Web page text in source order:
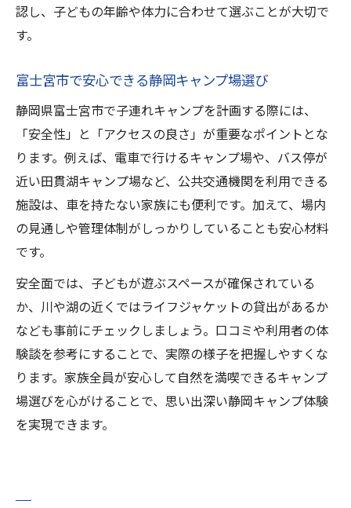
認し、子どもの年齢や体力に合わせて選ぶことが大切で
す。
富士宮市で安心できる静岡キャンプ場選び
静岡県富士宮市で子連れキャンプを計画する際には、
「安全性」と「アクセスの良さ」が重要なポイントとな
ります。例えば、電車で行けるキャンプ場や、バス停が
近い田貫湖キャンプ場など、公共交通機関を利用できる
施設は、車を持たない家族にも便利です。加えて、場内
の見通しや管理体制がしっかりしていることも安心材料
です。
安全面では、子どもが遊ぶスペースが確保されている
か、川や湖の近くではライフジャケットの貸出があるか
なども事前にチェックしましょう。口コミや利用者の体
験談を参考にすることで、実際の様子を把握しやすくな
ります。家族全員が安心して自然を満喫できるキャンプ
場選びを心がけることで、思い出深い静岡キャンプ体験
を実現できます。